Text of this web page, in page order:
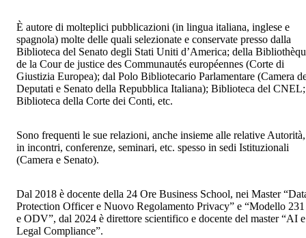
È autore di molteplici pubblicazioni (in lingua italiana, inglese e
spagnola) molte delle quali selezionate e conservate presso dalla
Biblioteca del Senato degli Stati Uniti d’America; della
de la Cour de justice des Communautés européennes (Corte di
Giustizia Europea); dal Polo Bibliotecario Parlamentare (Camera
Deputati e Senato della Repubblica Italiana); Biblioteca del CNEL;
Biblioteca della Corte dei Conti, etc.
Sono frequenti le sue relazioni, anche insieme alle relative Autorità,
in incontri, conferenze, seminari, etc. spesso in sedi Istituzionali
(Camera e Senato).
Dal 2018 è docente della 24 Ore Business School, nei Master
Protection Officer e Nuovo Regolamento Privacy” e “Modello 231
e ODV”, dal 2024 è direttore scientifico e docente del master “AI e
Legal Compliance”.